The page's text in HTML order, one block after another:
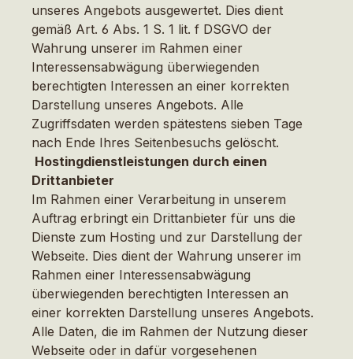
unseres Angebots ausgewertet. Dies dient
gemäß Art. 6 Abs. 1 S. 1 lit. f DSGVO der
Wahrung unserer im Rahmen einer
Interessensabwägung überwiegenden
berechtigten Interessen an einer korrekten
Darstellung unseres Angebots. Alle
Zugriffsdaten werden spätestens sieben Tage
nach Ende Ihres Seitenbesuchs gelöscht.
Hostingdienstleistungen durch einen
Drittanbieter
Im Rahmen einer Verarbeitung in unserem
Auftrag erbringt ein Drittanbieter für uns die
Dienste zum Hosting und zur Darstellung der
Webseite. Dies dient der Wahrung unserer im
Rahmen einer Interessensabwägung
überwiegenden berechtigten Interessen an
einer korrekten Darstellung unseres Angebots.
Alle Daten, die im Rahmen der Nutzung dieser
Webseite oder in dafür vorgesehenen